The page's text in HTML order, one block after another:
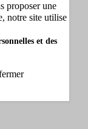
?
proposer une
notre site utilise
et des